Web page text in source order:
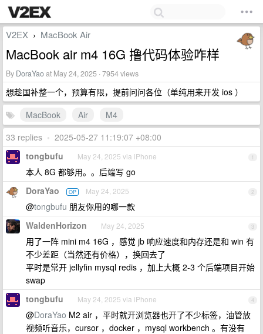
V2EX › MacBook Air
MacBook air m4 16G 撸代码体验咋样
By DoraYaoat May 24, 2025 · 7954 views
想趁国补整一个，预算有限，提前问问各位（单纯用来开发 ios ）
MacBook
Air
M4
33 replies • 2025-05-27 11:19:07 +08:00
1
tongbufu May 24, 2025 via iPhone
本人 8G 都够用。。后端写 go
2
DoraYao OP May 24, 2025
@tongbufu 朋友你用的哪一款
3
WaldenHorizon May 24, 2025
用了一阵 mini m4 16G ，感觉 jb 响应速度和内存还是和 win 有
不少差距（当然还有价格），换回去了
平时是常开 jellyfin mysql redis ，加上大概 2-3 个后端项目开始
swap
4
tongbufu May 24, 2025 via iPhone
@DoraYao M2 air ，平时就开浏览器也开了不少标签，油管放
视频听音乐，cursor ，docker ，mysql workbench 。有没有